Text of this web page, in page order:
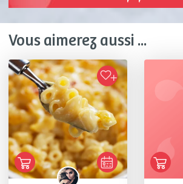
Vous aimerez aussi ...